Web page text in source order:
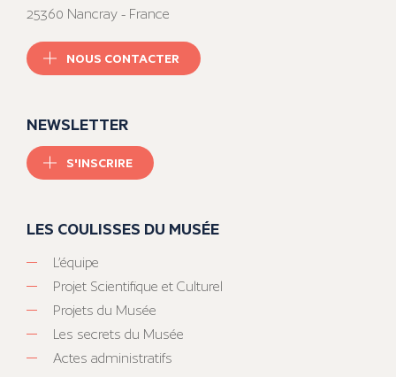
25360 Nancray - France
NOUS CONTACTER
NEWSLETTER
S'INSCRIRE
LES COULISSES DU MUSÉE
L’équipe
Projet Scientifique et Culturel
Projets du Musée
Les secrets du Musée
Actes administratifs